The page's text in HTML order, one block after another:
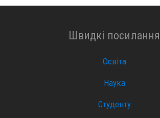
Швидкі посилання
Освіта
Наука
Студенту